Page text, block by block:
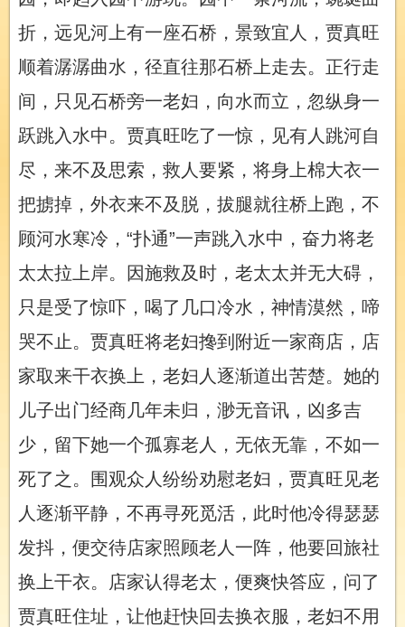
折，远见河上有一座石桥，景致宜人，贾真旺
顺着潺潺曲水，径直往那石桥上走去。正行走
间，只见石桥旁一老妇，向水而立，忽纵身一
跃跳入水中。贾真旺吃了一惊，见有人跳河自
尽，来不及思索，救人要紧，将身上棉大衣一
把掳掉，外衣来不及脱，拔腿就往桥上跑，不
顾河水寒冷，“扑通”一声跳入水中，奋力将老
太太拉上岸。因施救及时，老太太并无大碍，
只是受了惊吓，喝了几口冷水，神情漠然，啼
哭不止。贾真旺将老妇搀到附近一家商店，店
家取来干衣换上，老妇人逐渐道出苦楚。她的
儿子出门经商几年未归，渺无音讯，凶多吉
少，留下她一个孤寡老人，无依无靠，不如一
死了之。围观众人纷纷劝慰老妇，贾真旺见老
人逐渐平静，不再寻死觅活，此时他冷得瑟瑟
发抖，便交待店家照顾老人一阵，他要回旅社
换上干衣。店家认得老太，便爽快答应，问了
贾真旺住址，让他赶快回去换衣服，老妇不用